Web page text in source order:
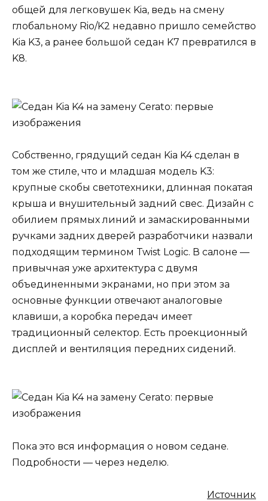
общей для легковушек Kia, ведь на смену
глобальному Rio/K2 недавно пришло семейство
Kia K3, а ранее большой седан K7 превратился в
K8.
Собственно, грядущий седан Kia K4 сделан в
том же стиле, что и младшая модель K3:
крупные скобы светотехники, длинная покатая
крыша и внушительный задний свес. Дизайн с
обилием прямых линий и замаскированными
ручками задних дверей разработчики назвали
подходящим термином Twist Logic. В салоне —
привычная уже архитектура с двумя
объединенными экранами, но при этом за
основные функции отвечают аналоговые
клавиши, а коробка передач имеет
традиционный селектор. Есть проекционный
дисплей и вентиляция передних сидений.
Пока это вся информация о новом седане.
Подробности — через неделю.
Источник